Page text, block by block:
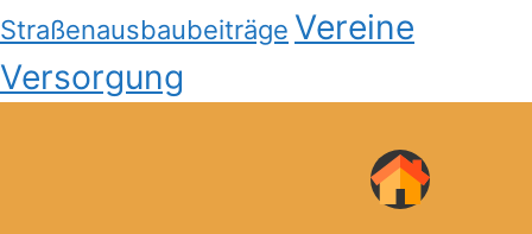
Straßenausbaubeiträge Vereine
Versorgung